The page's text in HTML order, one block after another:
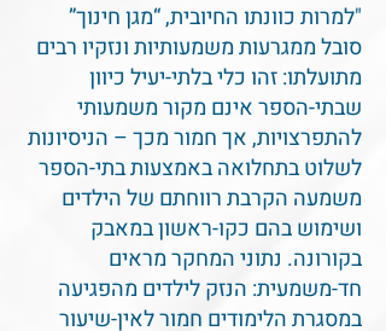
"למרות כוונתו החיובית, “מגן חינוך”
סובל ממגרעות משמעותיות ונזקיו רבים
מתועלתו: זהו כלי בלתי-יעיל כיוון
שבתי-הספר אינם מקור משמעותי
להתפרצויות, אך חמור מכך – הניסיונות
לשלוט בתחלואה באמצעות בתי-הספר
משמעה הקרבת רווחתם של הילדים
ושימוש בהם כקו-ראשון במאבק
בקורונה. נתוני המחקר מראים
חד-משמעית: הנזק לילדים מהפגיעה
במסגרת הלימודים חמור לאין-שיעור